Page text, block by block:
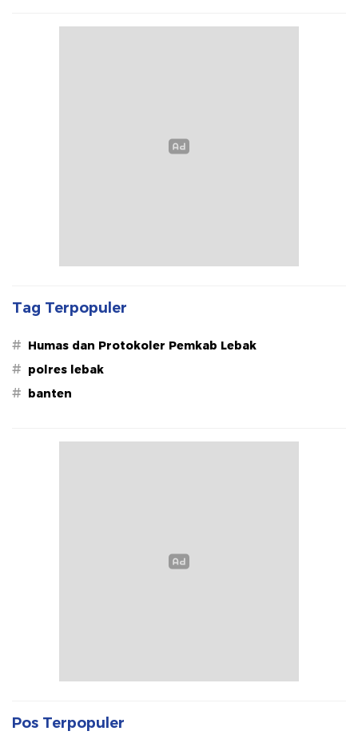
Tag Terpopuler
# Humas dan Protokoler Pemkab Lebak
# polres lebak
# banten
Pos Terpopuler